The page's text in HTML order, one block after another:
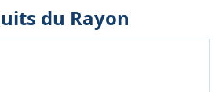
du Rayon